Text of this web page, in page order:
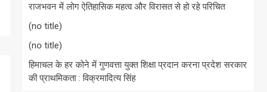
राजभवन में लोग ऐतिहासिक महत्व और विरासत से हो रहे परिचित
(no title)
(no title)
हिमाचल के हर कोने में गुणवत्ता युक्त शिक्षा प्रदान करना प्रदेश सरकार
की प्राथमिकता : विक्रमादित्य सिंह